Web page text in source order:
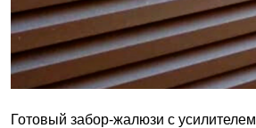
Готовый забор-жалюзи с усилителем